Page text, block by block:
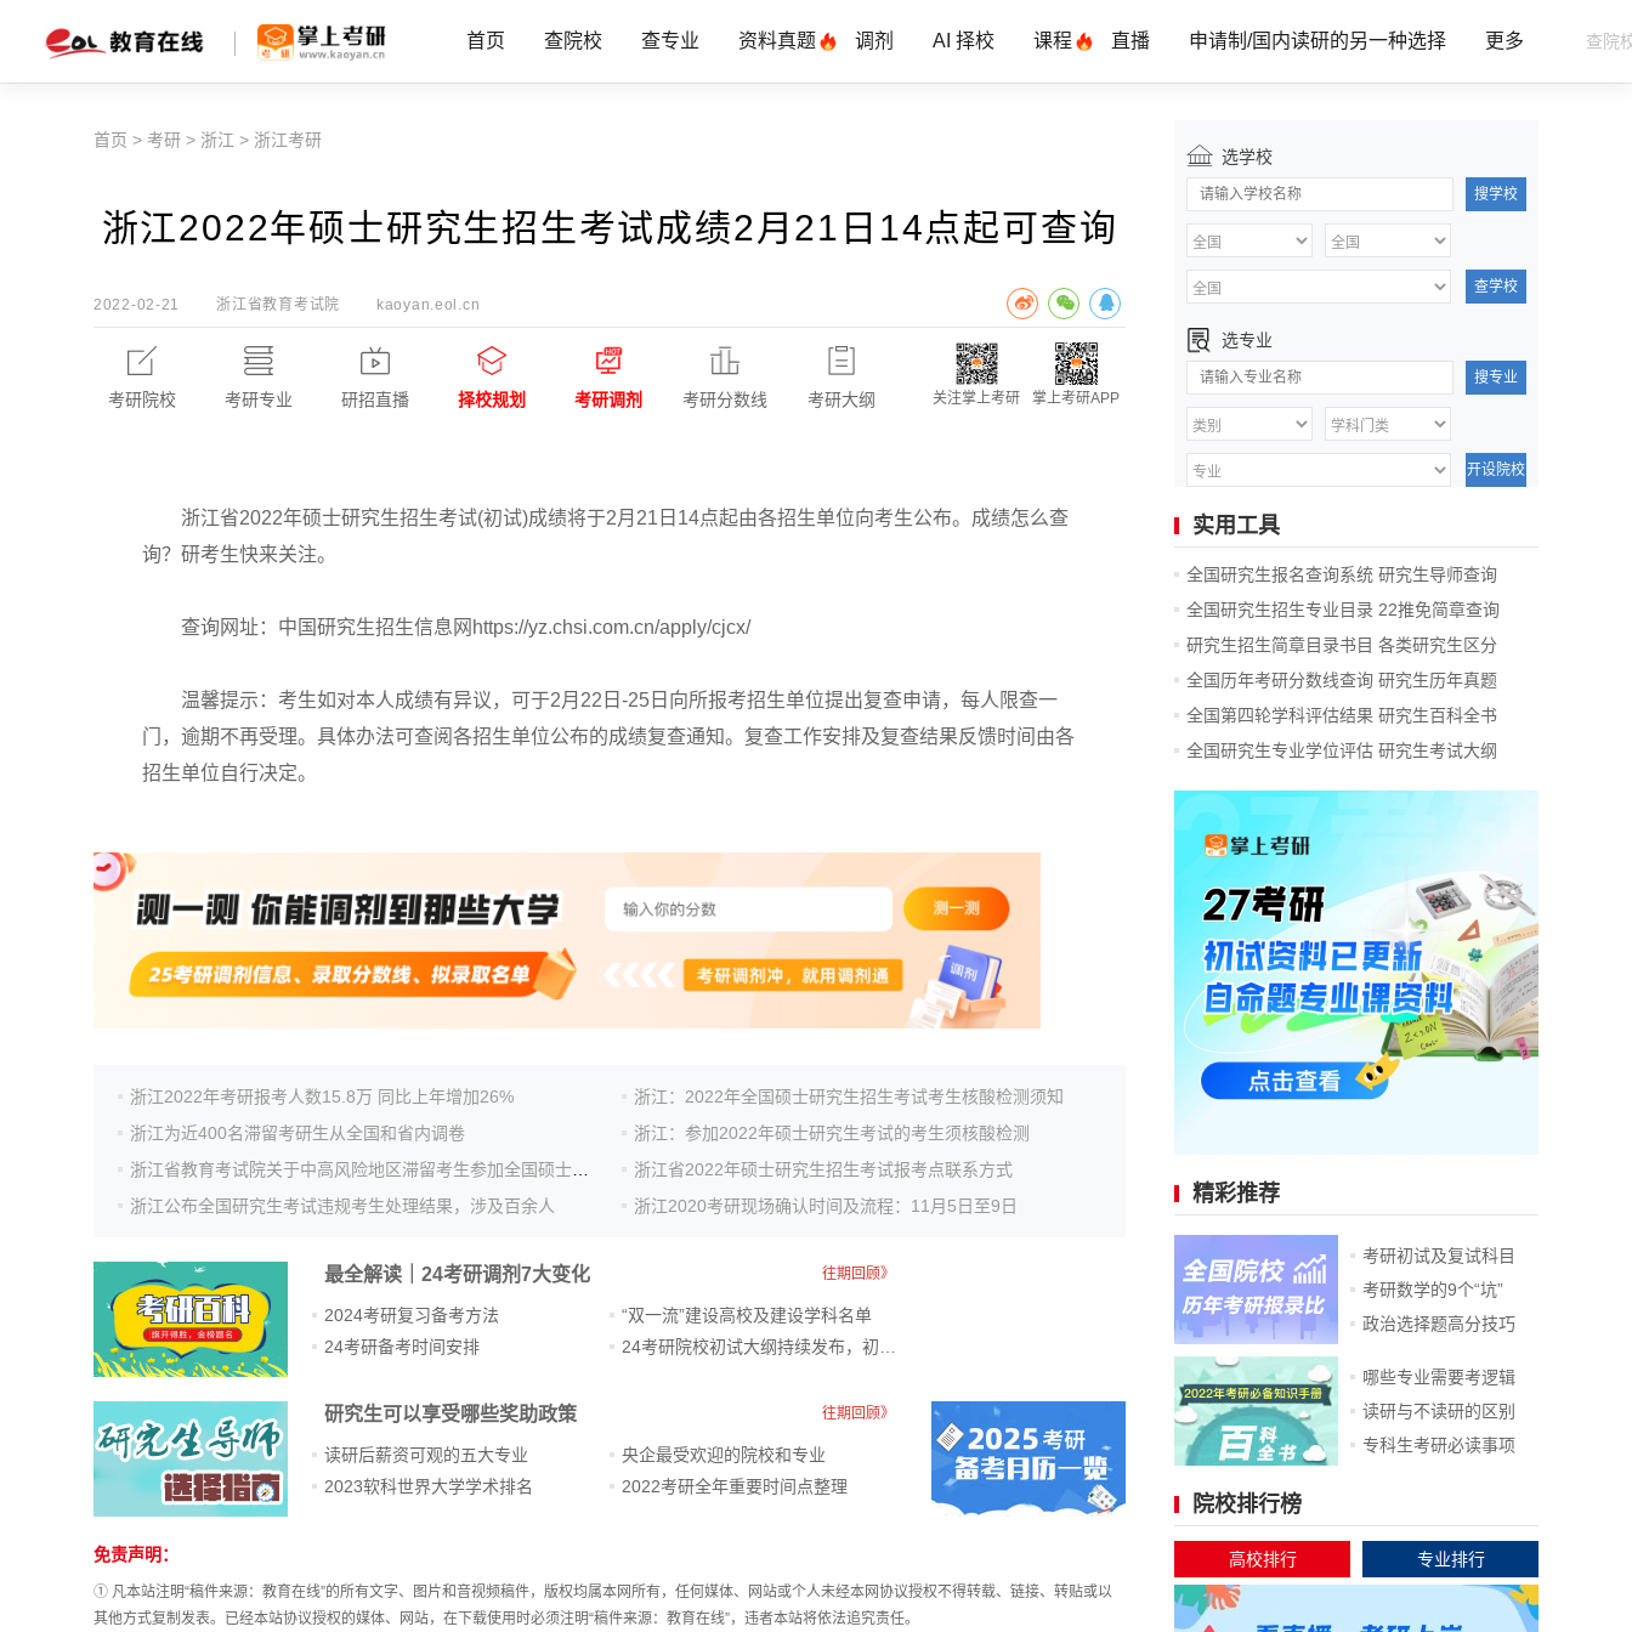
首页 查院校 查专业 资料真题 调剂 AI 择校 课程 直播 申请制/国内读研的另一种选择 更多
首页 > 考研 > 浙江 > 浙江考研
浙江2022年硕士研究生招生考试成绩2月21日14点起可查询
2022-02-21 浙江省教育考试院 kaoyan.eol.cn
考研院校 考研专业 研招直播 择校规划 考研调剂 考研分数线 考研大纲 关注掌上考研 掌上考研APP
浙江省2022年硕士研究生招生考试(初试)成绩将于2月21日14点起由各招生单位向考生公布。成绩怎么查
询？研考生快来关注。
查询网址：中国研究生招生信息网https://yz.chsi.com.cn/apply/cjcx/
温馨提示：考生如对本人成绩有异议，可于2月22日-25日向所报考招生单位提出复查申请，每人限查一
门，逾期不再受理。具体办法可查阅各招生单位公布的成绩复查通知。复查工作安排及复查结果反馈时间由各
招生单位自行决定。
浙江2022年考研报考人数15.8万 同比上年增加26%
浙江：2022年全国硕士研究生招生考试考生核酸检测须知
浙江为近400名滞留考研生从全国和省内调卷
浙江：参加2022年硕士研究生考试的考生须核酸检测
浙江省2022年硕士研究生招生考试报考点联系方式
浙江公布全国研究生考试违规考生处理结果，涉及百余人
浙江2020考研现场确认时间及流程：11月5日至9日
最全解读｜24考研调剂7大变化 往期回顾》
2024考研复习备考方法
24考研备考时间安排
“双一流”建设高校及建设学科名单
研究生可以享受哪些奖助政策 往期回顾》
读研后薪资可观的五大专业
2023软科世界大学学术排名
央企最受欢迎的院校和专业
2022考研全年重要时间点整理
站
统
计
免责声明：
① 凡本站注明“稿件来源：教育在线”的所有文字、图片和音视频稿件，版权均属本网所有，任何媒体、网站或个人未经本网协议授权不得转载、链接、转贴或以
其他方式复制发表。已经本站协议授权的媒体、网站，在下载使用时必须注明“稿件来源：教育在线”，违者本站将依法追究责任。
选学校
搜学校
查学校
选专业
搜专业
开设院校
实用工具
全国研究生报名查询系统 研究生导师查询
全国研究生招生专业目录 22推免简章查询
研究生招生简章目录书目 各类研究生区分
全国历年考研分数线查询 研究生历年真题
全国第四轮学科评估结果 研究生百科全书
全国研究生专业学位评估 研究生考试大纲
精彩推荐
考研初试及复试科目
考研数学的9个“坑”
政治选择题高分技巧
哪些专业需要考逻辑
读研与不读研的区别
专科生考研必读事项
院校排行榜
高校排行 专业排行